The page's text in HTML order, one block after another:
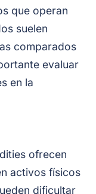
que operan
suelen
comparados
evaluar
en la
ofrecen
activos físicos
dificultar